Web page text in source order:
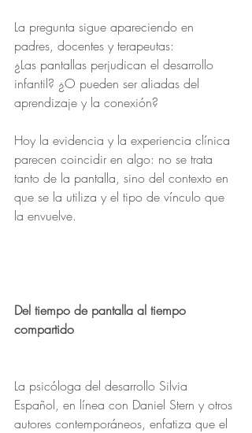
La pregunta sigue apareciendo en
padres, docentes y terapeutas:
¿Las pantallas perjudican el desarrollo
infantil? ¿O pueden ser aliadas del
aprendizaje y la conexión?
Hoy la evidencia y la experiencia clínica
parecen coincidir en algo: no se trata
tanto de la pantalla, sino del contexto en
que se la utiliza y el tipo de vínculo que
la envuelve.
Del tiempo de pantalla al tiempo
compartido
La psicóloga del desarrollo Silvia
Español, en línea con Daniel Stern y otros
autores contemporáneos, enfatiza que el